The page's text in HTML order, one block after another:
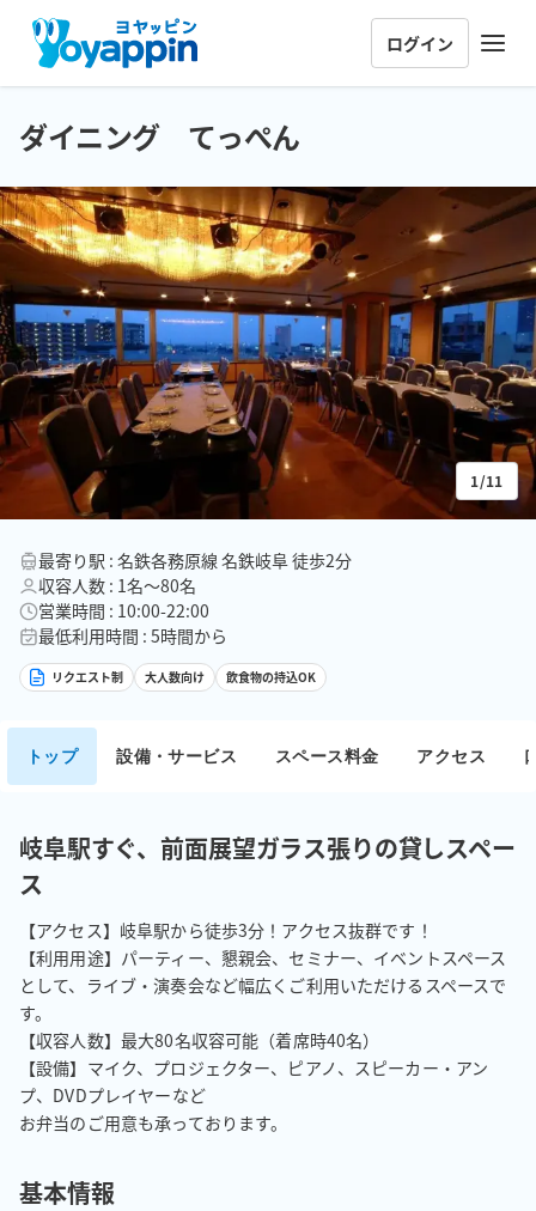
ログイン
1/11
最寄り駅 : 名鉄各務原線 名鉄岐阜 徒歩2分
収容人数 : 1名〜80名
営業時間 : 10:00-22:00
最低利用時間 : 5時間から
リクエスト制 大人数向け 飲食物の持込OK
ダイニング てっぺん
トップ 設備・サービス スペース料金 アクセス
岐阜駅すぐ、前面展望ガラス張りの貸しスペー
ス
【アクセス】岐阜駅から徒歩3分！アクセス抜群です！
【利用用途】パーティー、懇親会、セミナー、イベントスペース
として、ライブ・演奏会など幅広くご利用いただけるスペースで
す。
【収容人数】最大80名収容可能（着席時40名）
【設備】マイク、プロジェクター、ピアノ、スピーカー・アン
プ、DVDプレイヤーなど
お弁当のご用意も承っております。
基本情報